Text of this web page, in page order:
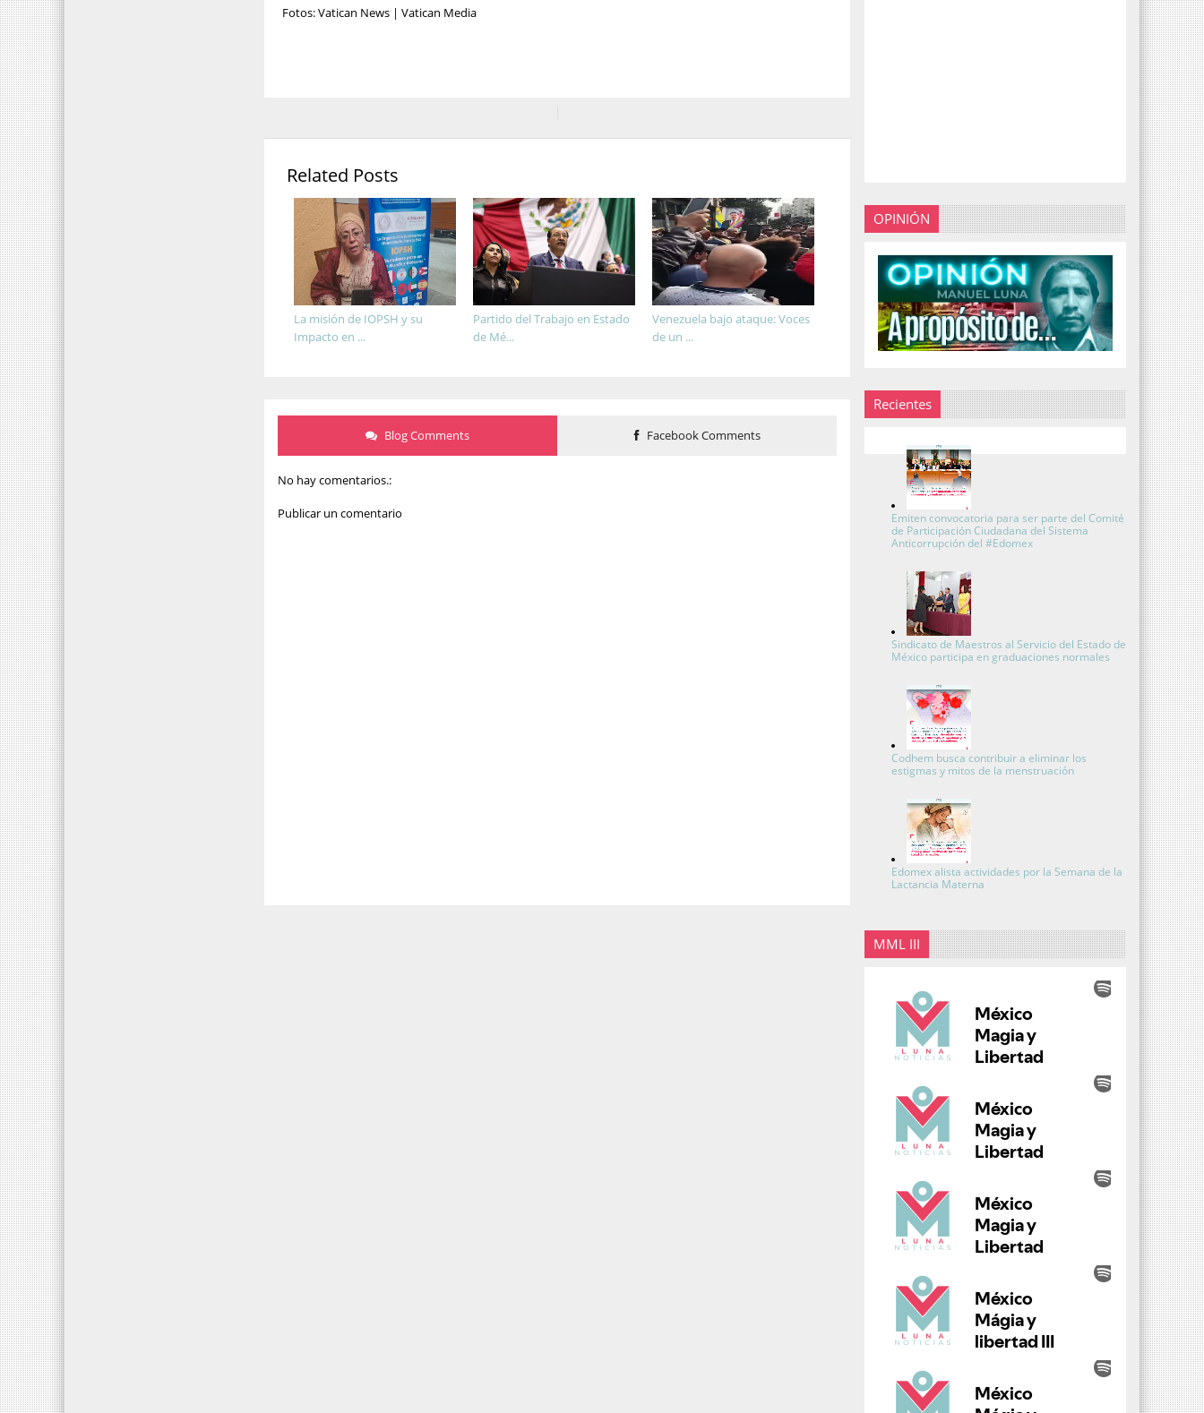
Fotos: Vatican News | Vatican Media
Related Posts
Venezuela bajo ataque: Voces
de un ...
Partido del Trabajo en Estado
de Mé...
La misión de IOPSH y su
Impacto en ...
Blog Comments Facebook Comments
No hay comentarios.:
Publicar un comentario
OPINIÓN
Recientes
Emiten convocatoria para ser parte del Comité
de Participación Ciudadana del Sistema
Anticorrupción del #Edomex
Sindicato de Maestros al Servicio del Estado de
México participa en graduaciones normales
Codhem busca contribuir a eliminar los
estigmas y mitos de la menstruación
Edomex alista actividades por la Semana de la
Lactancia Materna
MML III